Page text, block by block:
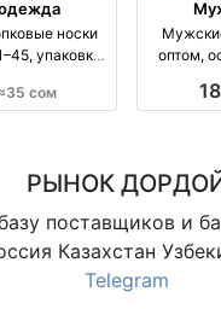
носки
упаковка
опт.
сом
оптом,
РЫНОК
поставщиков и
Казахстан
Telegram